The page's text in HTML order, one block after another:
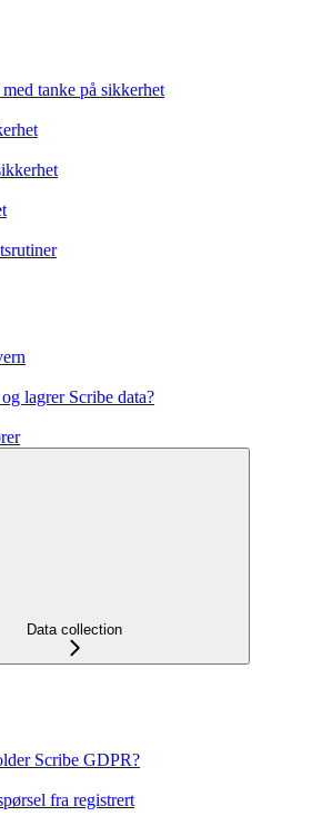
tanke på sikkerhet
lagrer Scribe data?
Data collection
Scribe GDPR?
fra registrert